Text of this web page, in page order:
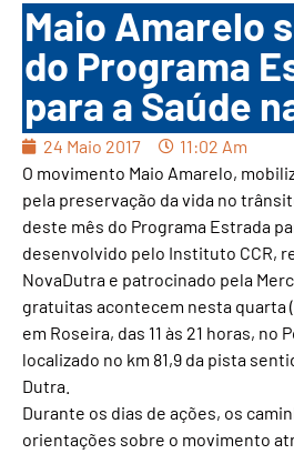
Maio Amarelo
do Programa
para a Saúde
24 Maio 2017
11:02 Am
O movimento Maio Amarelo,
pela preservação da vida no
deste mês do Programa Estrada
desenvolvido pelo Instituto CCR,
NovaDutra e patrocinado pela
gratuitas acontecem nesta quarta
em Roseira, das 11 às 21 horas, no
localizado no km 81,9 da pista
Dutra.
Durante os dias de ações, os
orientações sobre o movimento